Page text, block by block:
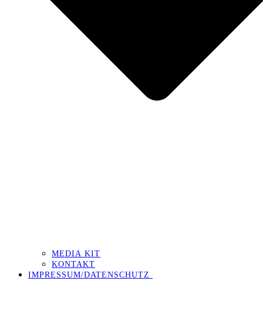
MEDIA KIT
KONTAKT
IMPRESSUM/DATENSCHUTZ